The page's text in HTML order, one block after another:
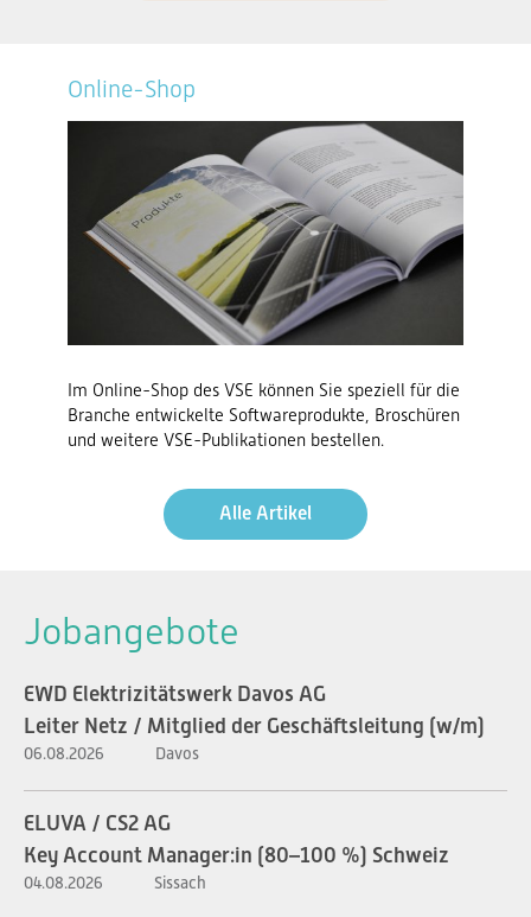
Online-Shop
Im Online-Shop des VSE können Sie speziell für die
Branche entwickelte Softwareprodukte, Broschüren
und weitere VSE-Publikationen bestellen.
Alle Artikel
Jobangebote
EWD Elektrizitätswerk Davos AG
Leiter Netz / Mitglied der Geschäftsleitung (w/m)
06.08.2026 Davos
ELUVA / CS2 AG
Key Account Manager:in (80–100 %) Schweiz
04.08.2026 Sissach